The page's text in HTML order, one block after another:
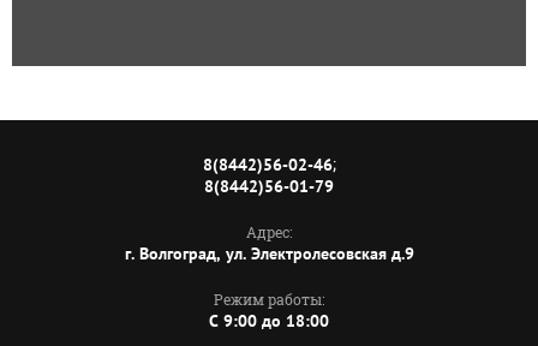
8(8442)56-02-46;
8(8442)56-01-79
Адрес:
г. Волгоград, ул. Электролесовская д.9
Режим работы:
C 9:00 до 18:00